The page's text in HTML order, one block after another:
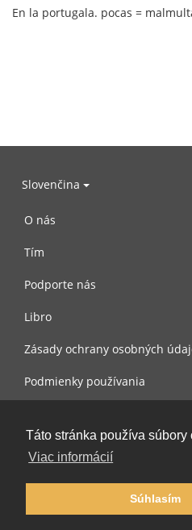
Táto stránka používa súbory
Viac informácií
Súhlasím
En la portugala. pocas =
Slovenčina
O nás
Tím
Podporte nás
Libro
Zásady ochrany osobných
Podmienky používania
© 2002-2026